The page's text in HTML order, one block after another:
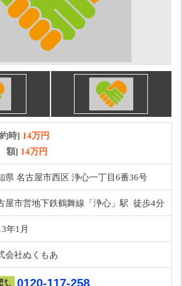
時] 14万円
額] 14万円
県 名古屋市西区 浄心一丁目6番36号
屋市営地下鉄鶴舞線「浄心」駅 徒歩4分
年1月
会社ぬくもあ
0120-117-258